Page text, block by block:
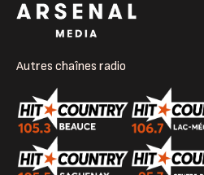
Autres chaînes radio